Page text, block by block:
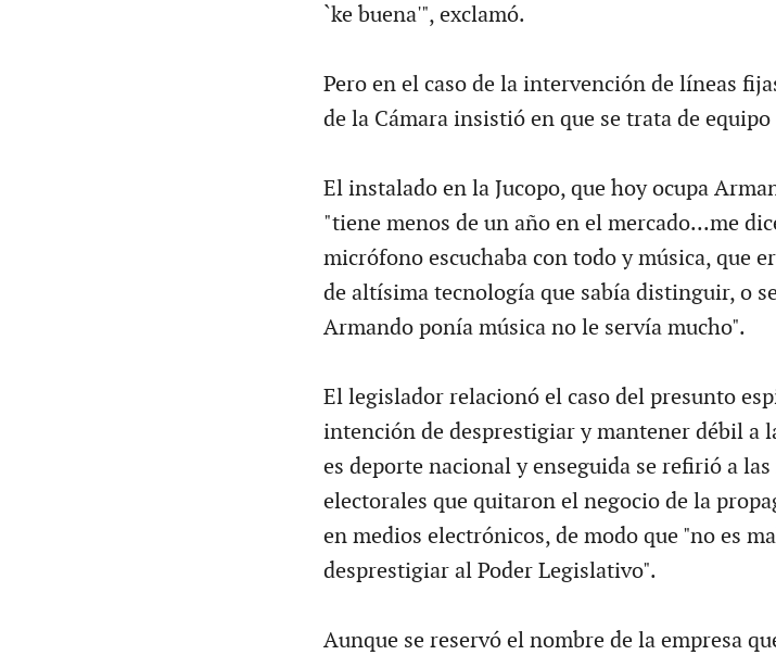
`ke buena'", exclamó.
Pero en el caso de la intervención de líneas
de la Cámara insistió en que se trata de
El instalado en la Jucopo, que hoy ocupa
"tiene menos de un año en el mercado...me
micrófono escuchaba con todo y música, que
de altísima tecnología que sabía distinguir, o
Armando ponía música no le servía mucho".
El legislador relacionó el caso del presunto
intención de desprestigiar y mantener débil a
es deporte nacional y enseguida se refirió a
electorales que quitaron el negocio de la
en medios electrónicos, de modo que "no es
desprestigiar al Poder Legislativo".
Aunque se reservó el nombre de la empresa